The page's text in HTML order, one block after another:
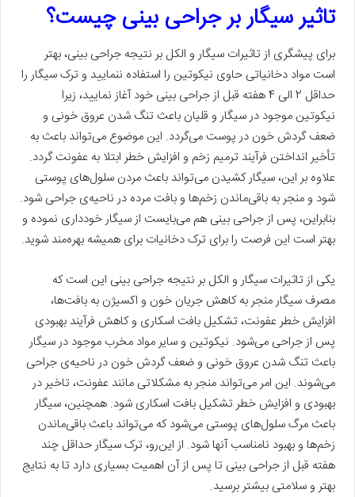
تاثیر سیگار بر جراحی بینی چیست؟
برای پیشگری از تاثیرات سیگار و الکل بر نتیجه جراحی بینی، بهتر
است مواد دخانیاتی حاوی نیکوتین را استفاده ننمایید و ترک سیگار را
حداقل 2 الی 4 هفته قبل از جراحی بینی خود آغاز نمایید، زیرا
نیکوتین موجود در سیگار و قلیان باعث تنگ شدن عروق خونی و
ضعف گردش خون در پوست می‌گردد. این موضوع می‌تواند باعث به
تأخیر انداختن فرآیند ترمیم زخم و افزایش خطر ابتلا به عفونت گردد.
علاوه بر این، سیگار کشیدن می‌تواند باعث مردن سلول‌های پوستی
شود و منجر به باقی‌ماندن زخم‌ها و بافت مرده در ناحیه‌ی جراحی شود.
بنابراین، پس از جراحی بینی هم می‌بایست از سیگار خودداری نموده و
بهتر است این فرصت را برای ترک دخانیات برای همیشه بهره‌مند شوید.
یکی از تاثیرات سیگار و الکل بر نتیجه جراحی بینی این است که
مصرف سیگار منجر به کاهش جریان خون و اکسیژن به بافت‌ها،
افزایش خطر عفونت، تشکیل بافت اسکاری و کاهش فرآیند بهبودی
پس از جراحی می‌شود. نیکوتین و سایر مواد مخرب موجود در سیگار
باعث تنگ شدن عروق خونی و ضعف گردش خون در ناحیه‌ی جراحی
می‌شوند. این امر می‌تواند منجر به مشکلاتی مانند عفونت، تاخیر در
بهبودی و افزایش خطر تشکیل بافت اسکاری شود. همچنین، سیگار
باعث مرگ سلول‌های پوستی می‌شود که می‌تواند باعث باقی‌ماندن
زخم‌ها و بهبود نامناسب آنها شود. از این‌رو، ترک سیگار حداقل چند
هفته قبل از جراحی بینی تا پس از آن اهمیت بسیاری دارد تا به نتایج
بهتر و سلامتی بیشتر برسید.